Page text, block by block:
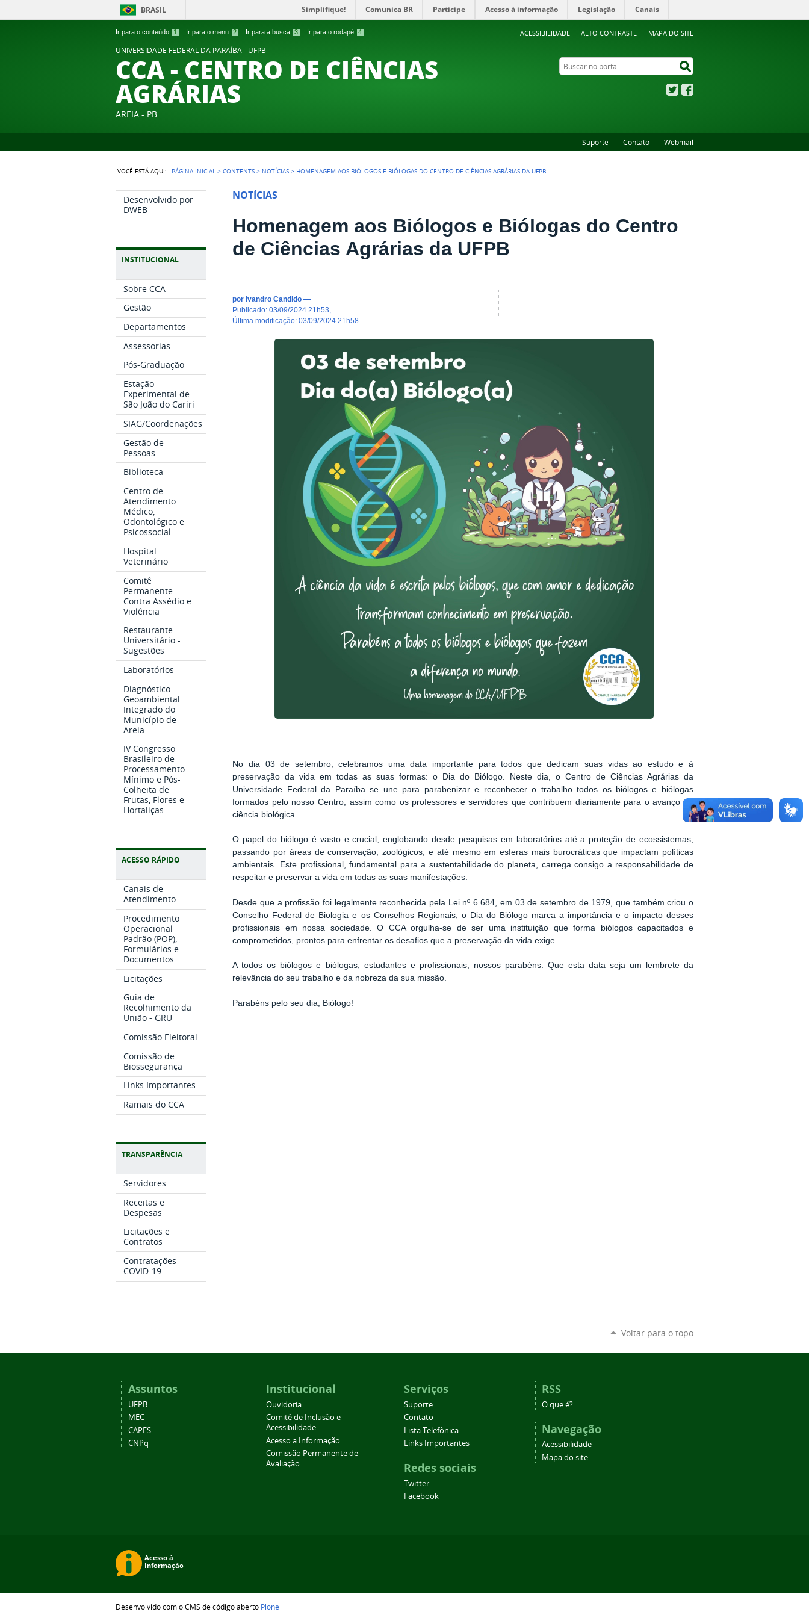
Ir para o conteúdo 1 Ir para o menu 2 Ir para a busca 3 Ir para o rodapé 4 ACESSIBILIDADE ALTO CONTRASTE MAPA DO SITE
BRASIL Simplifique! Comunica BR Participe Acesso à informação Legislação Canais
UNIVERSIDADE FEDERAL DA PARAÍBA - UFPB
CCA - CENTRO DE CIÊNCIAS
AGRÁRIAS
AREIA - PB
Buscar no portal
Twitter
Suporte Contato Webmail
VOCÊ ESTÁ AQUI: PÁGINA INICIAL >CONTENTS > NOTÍCIAS > HOMENAGEM AOS BIÓLOGOS E BIÓLOGAS DO CENTRO DE CIÊNCIAS AGRÁRIAS DA UFPB
Desenvolvido por
DWEB
INSTITUCIONAL
Sobre CCA
Gestão
Departamentos
Assessorias
Pós-Graduação
Estação
Experimental de
São João do Cariri
SIAG/Coordenações
Gestão de
Pessoas
Biblioteca
Centro de
Atendimento
Médico,
Odontológico e
Psicossocial
Hospital
Veterinário
Comitê
Permanente
Contra Assédio e
Violência
Restaurante
Universitário -
Sugestões
Laboratórios
Diagnóstico
Geoambiental
Integrado do
Município de
Areia
IV Congresso
Brasileiro de
Processamento
Mínimo e Pós-
Colheita de
Frutas, Flores e
Hortaliças
ACESSO RÁPIDO
Canais de
Atendimento
Procedimento
Operacional
Padrão (POP),
Formulários e
Documentos
Licitações
Guia de
Recolhimento da
União - GRU
Comissão Eleitoral
Comissão de
Biossegurança
Links Importantes
Ramais do CCA
TRANSPARÊNCIA
Servidores
Receitas e
Despesas
Licitações e
Contratos
Contratações -
COVID-19
NOTÍCIAS
Homenagem aos Biólogos e Biólogas do Centro
de Ciências Agrárias da UFPB
por Ivandro Candido —
publicado:03/09/2024 21h53
última modificação:03/09/2024 21h58
No dia 03 de setembro, celebramos uma data importante para todos que dedicam suas vidas ao estudo e à
preservação da vida em todas as suas formas: o Dia do Biólogo. Neste dia, o Centro de Ciências Agrárias da
Universidade Federal da Paraíba se une para parabenizar e reconhecer o trabalho todos os biólogos e biólogas
formados pelo nosso Centro, assim como os professores e servidores que contribuem diariamente para o avanço da
ciência biológica.
O papel do biólogo é vasto e crucial, englobando desde pesquisas em laboratórios até a proteção de ecossistemas,
passando por áreas de conservação, zoológicos, e até mesmo em esferas mais burocráticas que impactam políticas
ambientais. Este profissional, fundamental para a sustentabilidade do planeta, carrega consigo a responsabilidade de
respeitar e preservar a vida em todas as suas manifestações.
Desde que a profissão foi legalmente reconhecida pela Lei nº 6.684, em 03 de setembro de 1979, que também criou o
Conselho Federal de Biologia e os Conselhos Regionais, o Dia do Biólogo marca a importância e o impacto desses
profissionais em nossa sociedade. O CCA orgulha-se de ser uma instituição que forma biólogos capacitados e
comprometidos, prontos para enfrentar os desafios que a preservação da vida exige.
A todos os biólogos e biólogas, estudantes e profissionais, nossos parabéns. Que esta data seja um lembrete da
relevância do seu trabalho e da nobreza da sua missão.
Parabéns pelo seu dia, Biólogo!
Voltar para o topo
Assuntos
UFPB
MEC
CAPES
CNPq
Institucional
Ouvidoria
Comitê de Inclusão e
Acessibilidade
Acesso a Informação
Comissão Permanente de
Avaliação
Serviços
Suporte
Contato
Lista Telefônica
Links Importantes
Redes sociais
Twitter
Facebook
RSS
O que é?
Navegação
Acessibilidade
Mapa do site
Desenvolvido com o CMS de código aberto Plone